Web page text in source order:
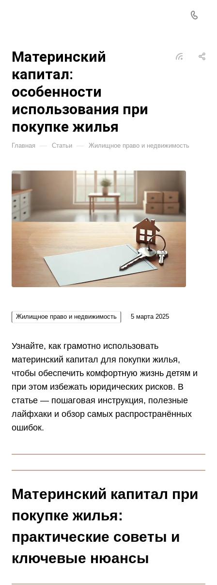
Материнский
капитал:
особенности
использования при
покупке жилья
Главная — Статьи — Жилищное право и недвижимость
Жилищное право и недвижимость 5 марта 2025
Узнайте, как грамотно использовать
материнский капитал для покупки жилья,
чтобы обеспечить комфортную жизнь детям и
при этом избежать юридических рисков. В
статье — пошаговая инструкция, полезные
лайфхаки и обзор самых распространённых
ошибок.
Материнский капитал при
покупке жилья:
практические советы и
ключевые нюансы